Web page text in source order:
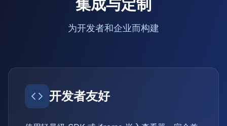
集成与定制
为开发者和企业而构建
开发者友好